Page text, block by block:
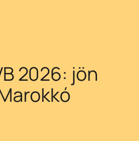
2026: jön